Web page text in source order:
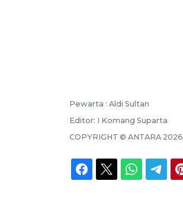
Pewarta : Aldi Sultan
Editor: I Komang Suparta
COPYRIGHT © ANTARA 2026